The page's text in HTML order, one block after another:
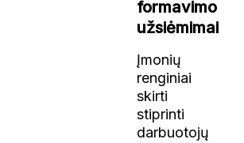
formavimo
užsiėmimai
Įmonių
renginiai
skirti
stiprinti
darbuotojų